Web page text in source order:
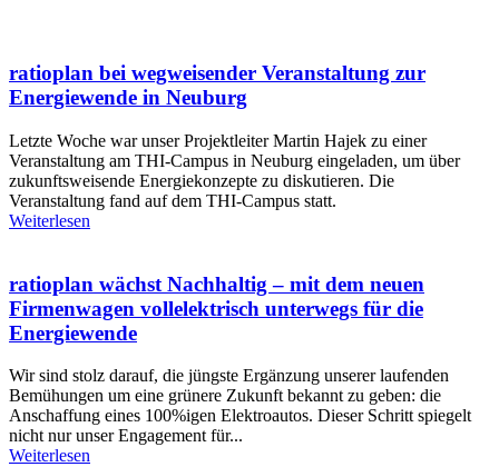
ratioplan bei wegweisender Veranstaltung zur
Energiewende in Neuburg
Letzte Woche war unser Projektleiter Martin Hajek zu einer
Veranstaltung am THI-Campus in Neuburg eingeladen, um über
zukunftsweisende Energiekonzepte zu diskutieren. Die
Veranstaltung fand auf dem THI-Campus statt.
Weiterlesen
ratioplan wächst Nachhaltig – mit dem neuen
Firmenwagen vollelektrisch unterwegs für die
Energiewende
Wir sind stolz darauf, die jüngste Ergänzung unserer laufenden
Bemühungen um eine grünere Zukunft bekannt zu geben: die
Anschaffung eines 100%igen Elektroautos. Dieser Schritt spiegelt
nicht nur unser Engagement für...
Weiterlesen